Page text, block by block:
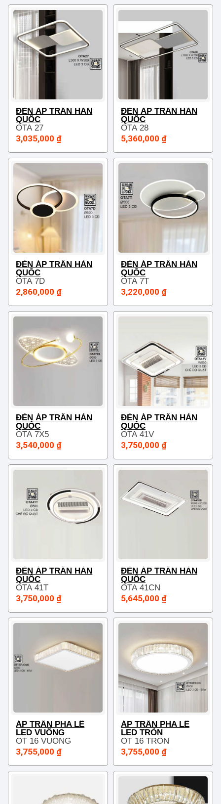
ĐÈN ÁP TRẦN HÀN
QUỐC
OTA 27
3,035,000 ₫
ĐÈN ÁP TRẦN HÀN
QUỐC
OTA 28
5,360,000 ₫
ĐÈN ÁP TRẦN HÀN
QUỐC
OTA 7D
2,860,000 ₫
ĐÈN ÁP TRẦN HÀN
QUỐC
OTA 7T
3,220,000 ₫
ĐÈN ÁP TRẦN HÀN
QUỐC
OTA 7X5
3,540,000 ₫
ĐÈN ÁP TRẦN HÀN
QUỐC
OTA 41V
3,750,000 ₫
ĐÈN ÁP TRẦN HÀN
QUỐC
OTA 41T
3,750,000 ₫
ĐÈN ÁP TRẦN HÀN
QUỐC
OTA 41CN
5,645,000 ₫
ÁP TRẦN PHA LÊ
LED VUÔNG
OT 16 VUÔNG
3,755,000 ₫
ÁP TRẦN PHA LÊ
LED TRÒN
OT 16 TRÒN
3,755,000 ₫